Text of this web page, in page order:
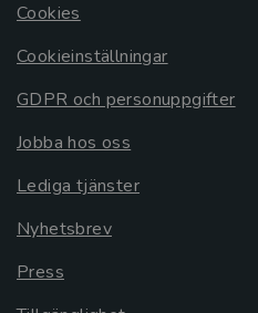
Cookies
Cookieinställningar
GDPR och personuppgifter
Jobba hos oss
Lediga tjänster
Nyhetsbrev
Press